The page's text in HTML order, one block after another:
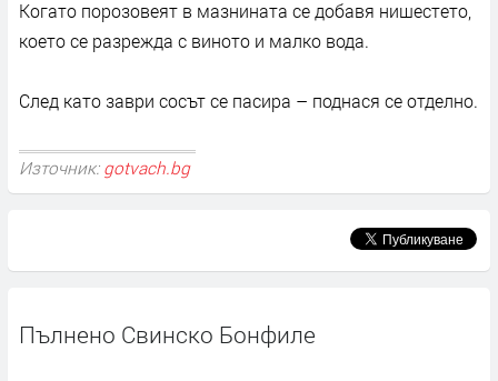
Когато порозовеят в мазнината се добавя нишестето,
което се разрежда с виното и малко вода.
След като заври сосът се пасира – поднася се отделно.
Източник: gotvach.bg
Пълнено Свинско Бонфиле